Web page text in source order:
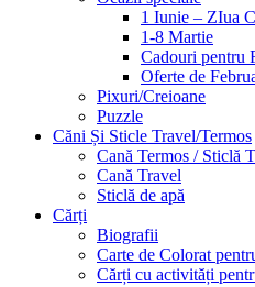
1 Iunie – ZIua
1-8 Martie
Cadouri pentru
Oferte de
Pixuri/Creioane
Puzzle
Căni Și Sticle Travel/Termos
Cană Termos / Sticlă
Cană Travel
Sticlă de apă
Cărți
Biografii
Carte de Colorat
Cărți cu activități